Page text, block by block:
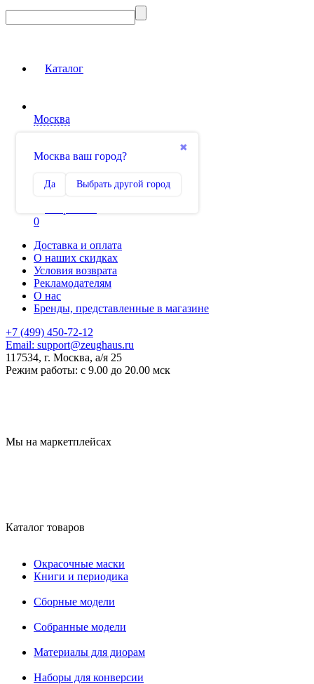
Каталог
Москва
✖
Москва ваш город?
Да Выбрать другой город
Сравнение
0
Доставка и оплата
О наших скидках
Условия возврата
Рекламодателям
О нас
Бренды, представленные в магазине
+7 (499) 450-72-12
Email: support@zeughaus.ru
117534, г. Москва, а/я 25
Режим работы: с 9.00 до 20.00 мск
Мы на маркетплейсах
Каталог товаров
Окрасочные маски
Книги и периодика
Сборные модели
Собранные модели
Материалы для диорам
Наборы для конверсии